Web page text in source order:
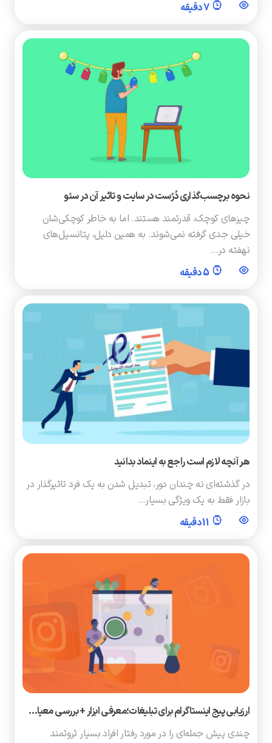
7 دقیقه
نحوه برچسب‌گذاری دُرُست در سایت و تاثیر آن در سئو
چیزهای کوچک، قدرتمند هستند. اما به خاطر کوچکی‌شان
خیلی جدی گرفته نمی‌شوند. به همین دلیل، پتانسیل‌های
نهفته در…
5 دقیقه
هر آنچه لازم است راجع به اینماد بدانید
در گذشته‌ای نه چندان دور، تبدیل شدن به یک فرد تاثیرگذار در
بازار فقط به یک ویژگی بسیار…
11 دقیقه
ارزیابی پیج اینستاگرام برای تبلیغات؛معرفی ابزار + بررسی معیا…
چندی پیش جمله‌ای را در مورد رفتار افراد بسیار ثروتمند